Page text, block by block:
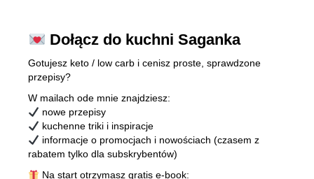
Dołącz do kuchni Saganka
Gotujesz keto / low carb i cenisz proste, sprawdzone
przepisy?
W mailach ode mnie znajdziesz:
nowe przepisy
kuchenne triki i inspiracje
informacje o promocjach i nowościach (czasem z
rabatem tylko dla subskrybentów)
Na start otrzymasz gratis e-book: